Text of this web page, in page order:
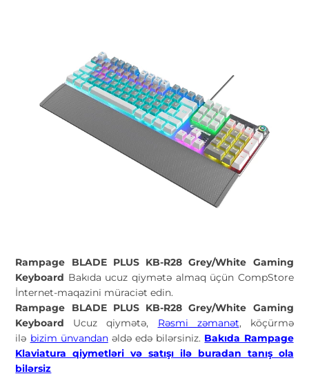
Rampage BLADE PLUS KB-R28 Grey/White Gaming
Keyboard Bakıda ucuz qiymətə almaq üçün CompStore
İnternet-maqazini müraciət edin.
Rampage BLADE PLUS KB-R28 Grey/White Gaming
Keyboard Ucuz qiymətə, Rəsmi zəmanət, köçürmə
ilə bizim ünvandanəldə edə bilərsiniz. Bakıda Rampage
Klaviatura qiymetləri və satışı ilə buradan tanış ola
bilərsiz